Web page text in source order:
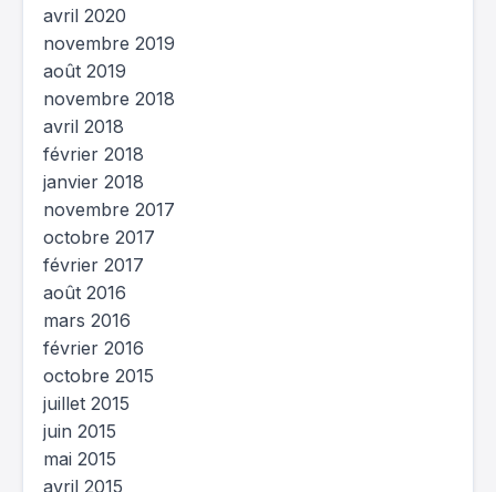
avril 2020
novembre 2019
août 2019
novembre 2018
avril 2018
février 2018
janvier 2018
novembre 2017
octobre 2017
février 2017
août 2016
mars 2016
février 2016
octobre 2015
juillet 2015
juin 2015
mai 2015
avril 2015